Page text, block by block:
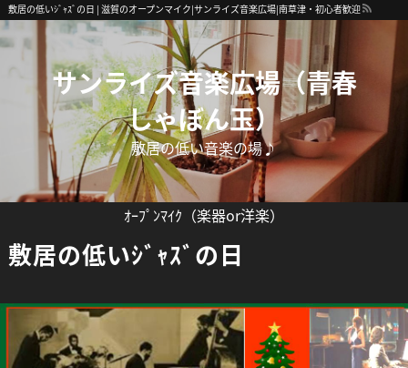
敷居の低いｼﾞｬｽﾞの日 | 滋賀のオープンマイク|サンライズ音楽広場|南草津・初心者歓迎
サンライズ音楽広場（青春
しゃぼん玉）
敷居の低い音楽の場♪
ｵｰﾌﾟﾝﾏｲｸ（楽器or洋楽）
敷居の低いｼﾞｬｽﾞの日